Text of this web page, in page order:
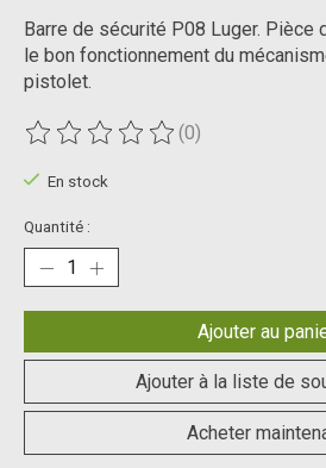
Barre de sécurité P08 Luger. Pièce
le bon fonctionnement du
pistolet.
Ce produit est évalué à
(0)
En stock
Quantité :
Ajouter au
Ajouter à la liste de
Acheter